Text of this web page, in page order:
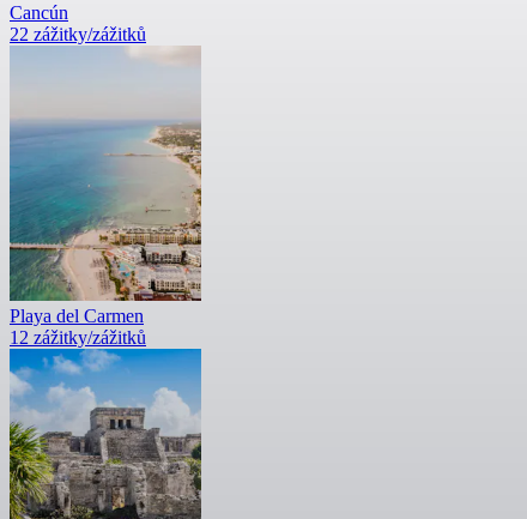
Cancún
22 zážitky/zážitků
Playa del Carmen
12 zážitky/zážitků